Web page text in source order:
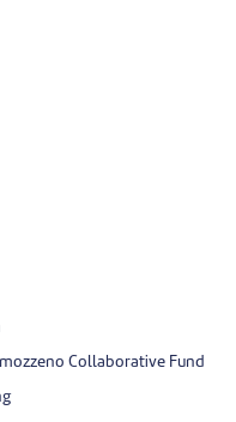
Collaborative Fund